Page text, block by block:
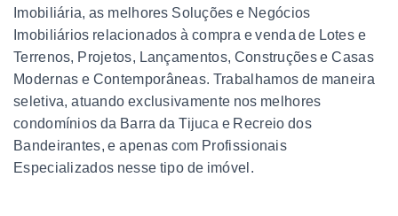
Imobiliária, as melhores Soluções e Negócios
Imobiliários relacionados à compra e venda de Lotes e
Terrenos, Projetos, Lançamentos, Construções e Casas
Modernas e Contemporâneas. Trabalhamos de maneira
seletiva, atuando exclusivamente nos melhores
condomínios da Barra da Tijuca e Recreio dos
Bandeirantes, e apenas com Profissionais
Especializados nesse tipo de imóvel.